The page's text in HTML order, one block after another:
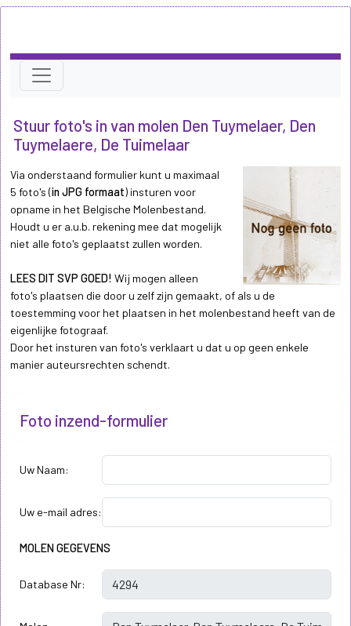
Stuur foto's in van molen Den Tuymelaer, Den
Tuymelaere, De Tuimelaar
Via onderstaand formulier kunt u maximaal
5 foto's (in JPG formaat) insturen voor
opname in het Belgische Molenbestand.
Houdt u er a.u.b. rekening mee dat mogelijk
niet alle foto's geplaatst zullen worden.
LEES DIT SVP GOED! Wij mogen alleen
foto's plaatsen die door u zelf zijn gemaakt, of als u de
toestemming voor het plaatsen in het molenbestand heeft van de
eigenlijke fotograaf.
Door het insturen van foto's verklaart u dat u op geen enkele
manier auteursrechten schendt.
Foto inzend-formulier
Uw Naam:
Uw e-mail adres:
MOLEN GEGEVENS
Database Nr: